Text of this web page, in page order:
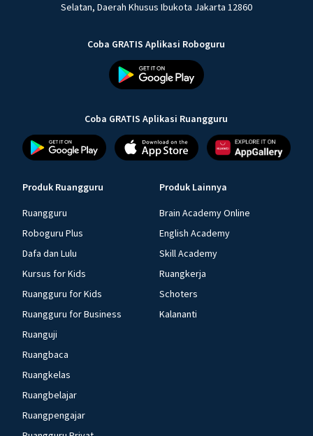
Selatan, Daerah Khusus Ibukota Jakarta 12860
Coba GRATIS Aplikasi Roboguru
Coba GRATIS Aplikasi Ruangguru
Produk Ruangguru
Ruangguru
Roboguru Plus
Dafa dan Lulu
Kursus for Kids
Ruangguru for Kids
Ruangguru for Business
Ruanguji
Ruangbaca
Ruangkelas
Ruangbelajar
Ruangpengajar
Produk Lainnya
Brain Academy Online
English Academy
Skill Academy
Ruangkerja
Schoters
Kalananti